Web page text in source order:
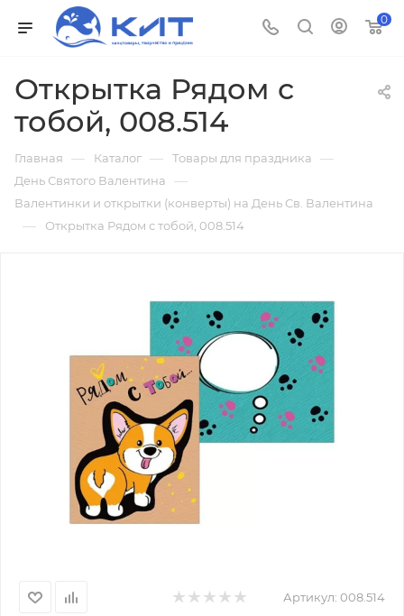
0
Открытка Рядом с
тобой, 008.514
Главная — Каталог — Товары для праздника —
День Святого Валентина —
Валентинки и открытки (конверты) на День Св. Валентина
— Открытка Рядом с тобой, 008.514
Артикул: 008.514